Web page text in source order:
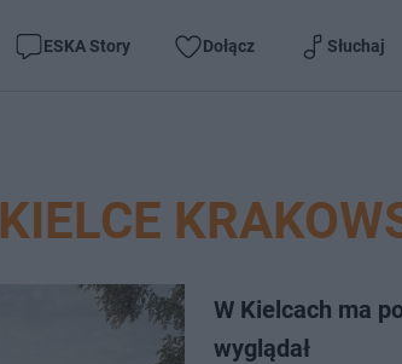
ESKA Story Dołącz Słuchaj
KIELCE
W Kielcach ma
wyglądał